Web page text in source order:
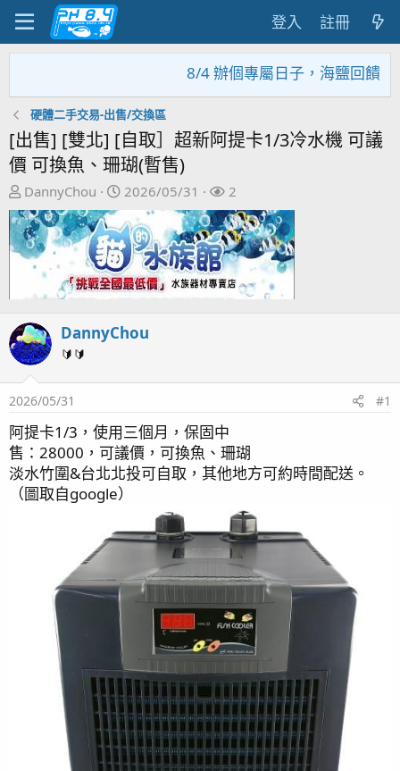
登入 註冊
8/4 辦個專屬日子，海鹽回饋活
硬體二手交易-出售/交換區
[出售] [雙北] [自取］超新阿提卡1/3冷水機 可議
價 可換魚、珊瑚(暫售)
主
題
發
起
人
DannyChou
開
日
期
2026/05/31
關
注
者
2
DannyChou
🔰🔰
2026/05/31 #1
阿提卡1/3，使用三個月，保固中
售：28000，可議價，可換魚、珊瑚
淡水竹圍&台北北投可自取，其他地方可約時間配送。
（圖取自google）